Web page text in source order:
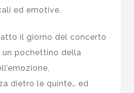
ed emotive.
il giorno del concerto
pochettino della
dietro le quinte… ed